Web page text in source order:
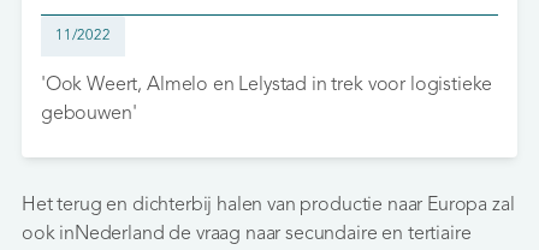
11/2022
'Ook Weert, Almelo en Lelystad in trek voor logistieke
gebouwen'
Het terug en dichterbij halen van productie naar Europa zal
ook inNederland de vraag naar secundaire en tertiaire